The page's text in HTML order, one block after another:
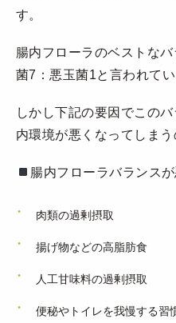
す。
腸内フローラのベストな
菌7：悪玉菌1と言われてい
しかし下記の要因でこの
内環境が悪くなってしまう
腸内フローラバランス
肉類の過剰摂取
揚げ物などの高脂肪食
人工甘味料の過剰摂取
便秘やトイレを我慢する習